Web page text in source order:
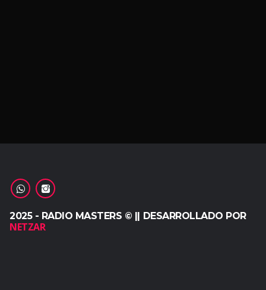
2025 - RADIO MASTERS © || DESARROLLADO POR
NETZAR